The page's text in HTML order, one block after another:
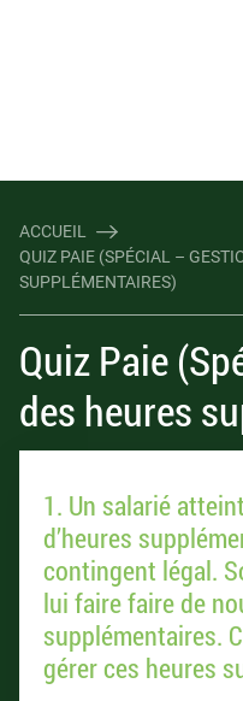
ACCUEIL
QUIZ PAIE (SPÉCIAL –
SUPPLÉMENTAIRES)
Quiz Paie
des heures
1. Un salarié
d’heures
contingent légal.
lui faire faire de
supplémentaires.
gérer ces heures